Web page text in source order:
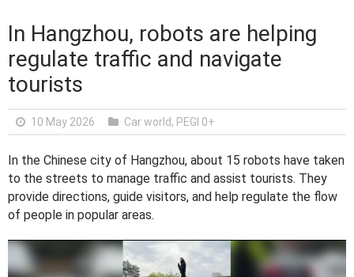
In Hangzhou, robots are helping
regulate traffic and navigate
tourists
10 May 2026 Car world, PEGI 0+
In the Chinese city of Hangzhou, about 15 robots have taken
to the streets to manage traffic and assist tourists. They
provide directions, guide visitors, and help regulate the flow
of people in popular areas.
V
i